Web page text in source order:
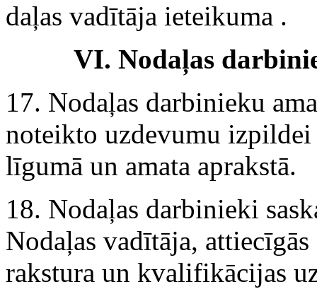
daļas vadītāja ieteikuma .
VI. Nodaļas
17. Nodaļas darbinieku
noteikto uzdevumu
līgumā un amata aprakstā.
18. Nodaļas darbinieki
Nodaļas vadītāja,
rakstura un kvalifikācijas